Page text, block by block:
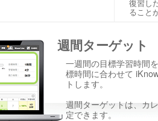
復習し
ること
週間ターゲット
一週間の目標学習時間
標時間に合わせて
トします。
週間ターゲットは、カ
定できます。